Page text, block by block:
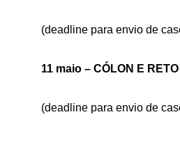
(deadline para envio de
11 maio – CÓLON E RETO
(deadline para envio de